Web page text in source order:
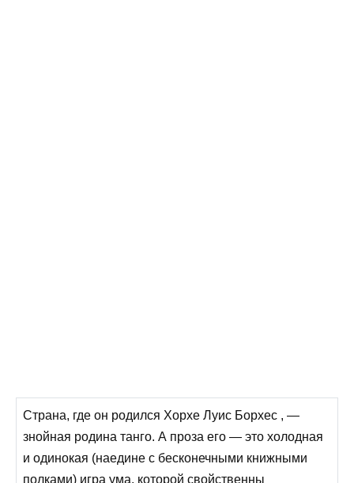
Страна, где он родился Хорхе Луис Борхес , —
знойная родина танго. А проза его — это холодная
и одинокая (наедине с бесконечными книжными
полками) игра ума, которой свойственны